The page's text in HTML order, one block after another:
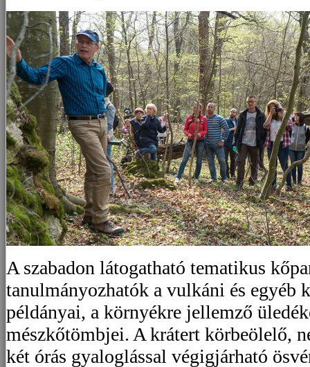
A szabadon látogatható tematikus
tanulmányozhatók a vulkáni és egyéb
példányai, a környékre jellemző
mészkőtömbjei. A krátert körbeölelő,
két órás gyaloglással végigjárható